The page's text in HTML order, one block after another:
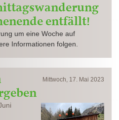
entfällt!
um eine Woche auf
Informationen folgen.
Mittwoch, 17. Mai 2023